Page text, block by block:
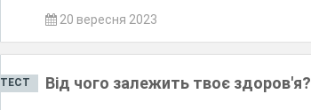
20 вересня 2023
ТЕСТ Від чого залежить твоє здоров'я?